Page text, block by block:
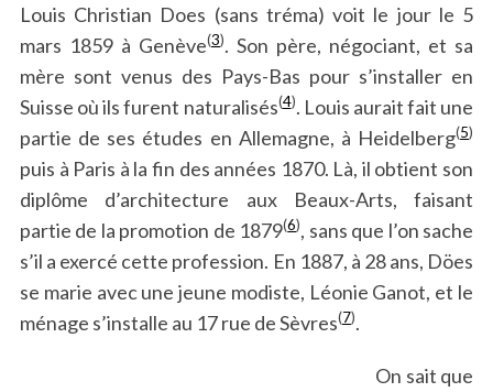
Louis Christian Does (sans tréma) voit le jour le 5
mars 1859 à Genève(3). Son père, négociant, et sa
mère sont venus des Pays-Bas pour s’installer en
Suisse où ils furent naturalisés(4). Louis aurait fait une
partie de ses études en Allemagne, à Heidelberg(5)
puis à Paris à la fin des années 1870. Là, il obtient son
diplôme d’architecture aux Beaux-Arts, faisant
partie de la promotion de 1879(6), sans que l’on sache
s’il a exercé cette profession. En 1887, à 28 ans, Döes
se marie avec une jeune modiste, Léonie Ganot, et le
ménage s’installe au 17 rue de Sèvres(7).
On sait que